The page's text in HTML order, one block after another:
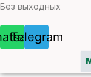
Без выходных
Telegram